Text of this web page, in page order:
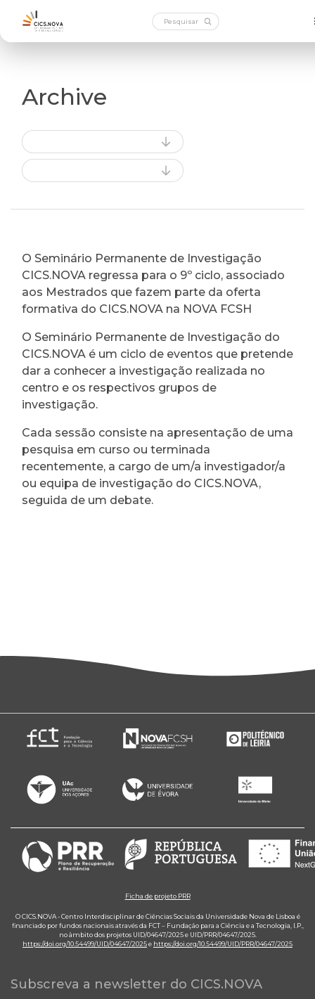
Archive
O Seminário Permanente de Investigação
CICS.NOVA regressa para o 9º ciclo, associado
aos Mestrados que fazem parte da oferta
formativa do CICS.NOVA na NOVA FCSH
O Seminário Permanente de Investigação do
CICS.NOVA é um ciclo de eventos que pretende
dar a conhecer a investigação realizada no
centro e os respectivos grupos de
investigação.
Cada sessão consiste na apresentação de uma
pesquisa em curso ou terminada
recentemente, a cargo de um/a investigador/a
ou equipa de investigação do CICS.NOVA,
seguida de um debate.
Ficha de projeto PRR
O CICS.NOVA - Centro Interdisciplinar de Ciências Sociais da Universidade Nova de Lisboa é
financiado por fundos nacionais através da FCT – Fundação para a Ciência e a Tecnologia, I.P.,
no âmbito dos projetos UID/04647/2025 e UID/PRR/04647/2025.
https://doi.org/10.54499/UID/04647/2025e https://doi.org/10.54499/UID/PRR/04647/2025
Subscreva a newsletter do CICS.NOVA